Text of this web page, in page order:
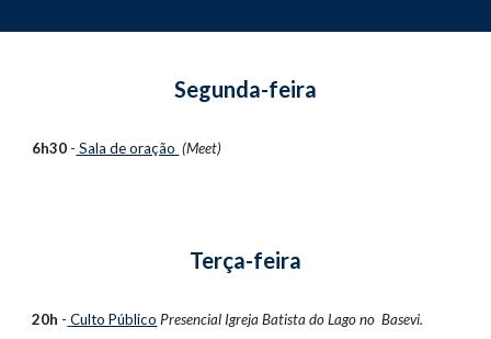
Segunda-feira
6h30 - Sala de oração (Meet)
Terça-feira
20h - Culto Público Presencial Igreja Batista do Lago no  Basevi.